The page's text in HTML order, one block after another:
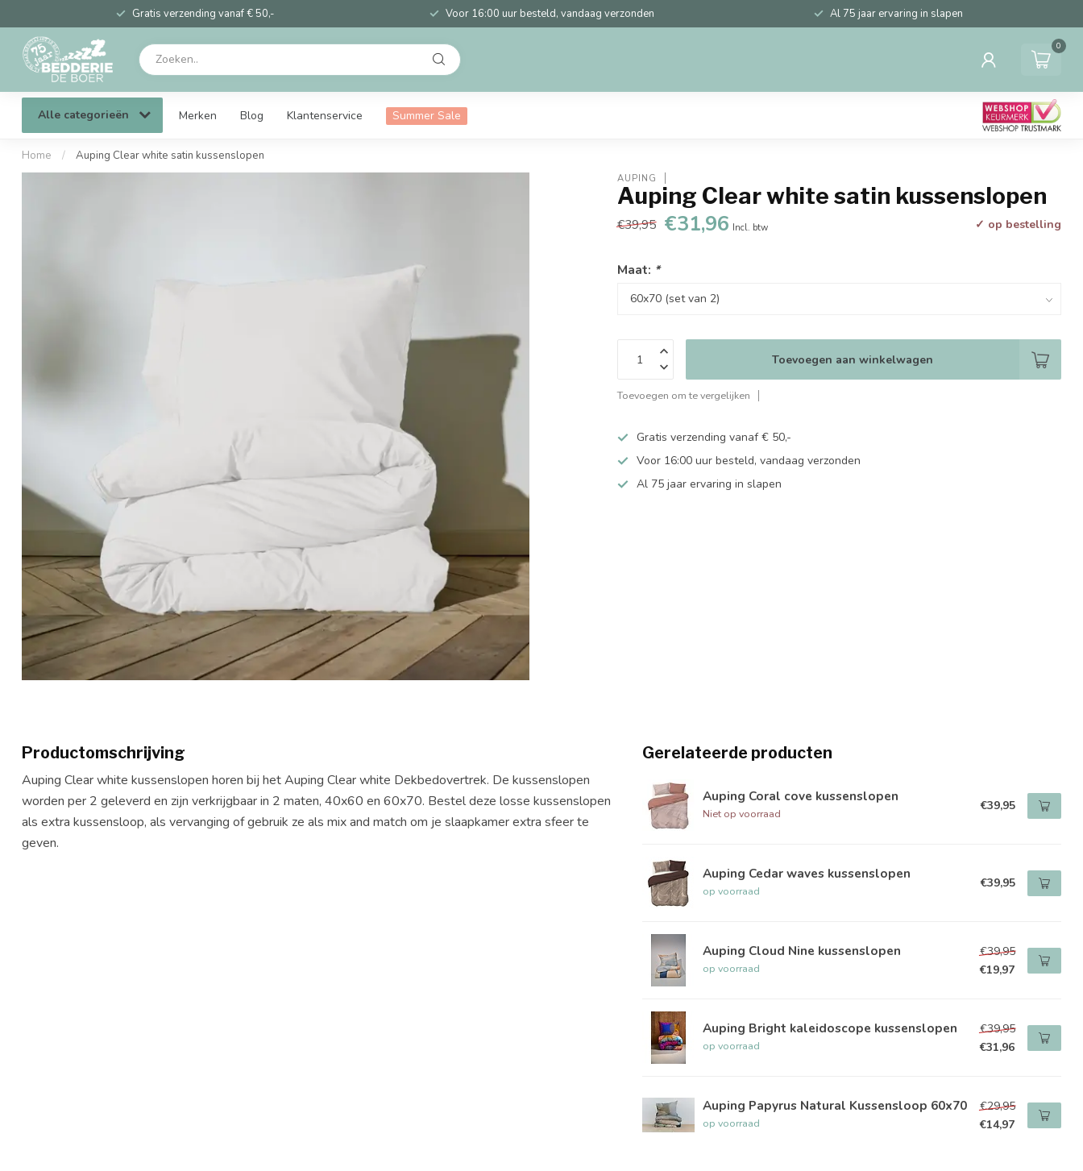
Gratis verzending vanaf € 50,- Voor 16:00 uur besteld, vandaag verzonden Al 75 jaar ervaring in slapen
0
Alle categorieën Merken Blog Klantenservice Summer Sale
Home / Auping Clear white satin kussenslopen
AUPING
Auping Clear white satin kussenslopen
€39,95 €31,96 Incl. btw ✓ op bestelling
Maat: *
Toevoegen aan winkelwagen
Toevoegen om te vergelijken
Gratis verzending vanaf € 50,-
Voor 16:00 uur besteld, vandaag verzonden
Al 75 jaar ervaring in slapen
Productomschrijving
Auping Clear white kussenslopen horen bij het Auping Clear white Dekbedovertrek. De kussenslopen
worden per 2 geleverd en zijn verkrijgbaar in 2 maten, 40x60 en 60x70. Bestel deze losse kussenslopen
als extra kussensloop, als vervanging of gebruik ze als mix and match om je slaapkamer extra sfeer te
geven.
Gerelateerde producten
Auping Coral cove kussenslopen
Niet op voorraad €39,95
Auping Cedar waves kussenslopen
op voorraad €39,95
Auping Cloud Nine kussenslopen
op voorraad
€39,95
€19,97
Auping Bright kaleidoscope kussenslopen
op voorraad
€39,95
€31,96
Auping Papyrus Natural Kussensloop 60x70
op voorraad
€29,95
€14,97